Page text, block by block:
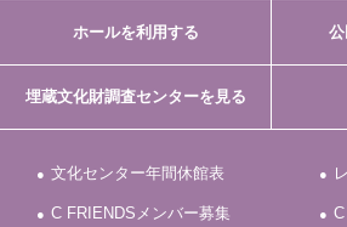
ホールを利用する
埋蔵文化財調査センターを見る
文化センター年間休館表
C FRIENDSメンバー募集